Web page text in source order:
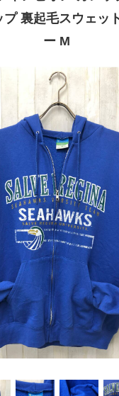
プ 裏起毛スウェッ
ー M